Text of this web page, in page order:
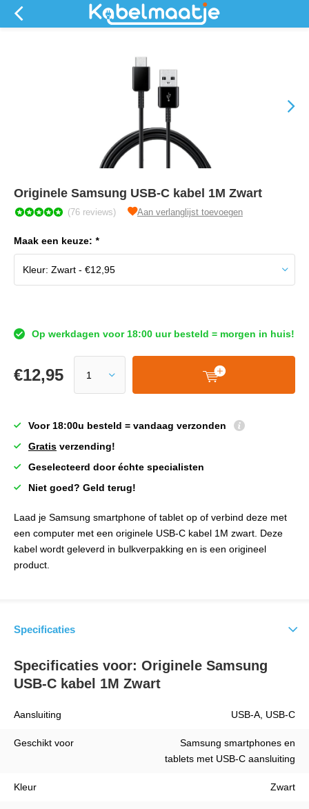
Originele Samsung USB-C kabel 1M Zwart
(76 reviews) Aan verlanglijst toevoegen
Maak een keuze: *
Op werkdagen voor 18:00 uur besteld = morgen in huis!
€12,95
Voor 18:00u besteld = vandaag verzonden
Gratis verzending!
Geselecteerd door échte specialisten
Niet goed? Geld terug!
Laad je Samsung smartphone of tablet op of verbind deze met
een computer met een originele USB-C kabel 1M zwart. Deze
kabel wordt geleverd in bulkverpakking en is een origineel
product.
Specificaties
Specificaties voor: Originele Samsung
USB-C kabel 1M Zwart
Aansluiting USB-A, USB-C
Geschikt voor
Samsung smartphones en
tablets met USB-C aansluiting
Kleur Zwart